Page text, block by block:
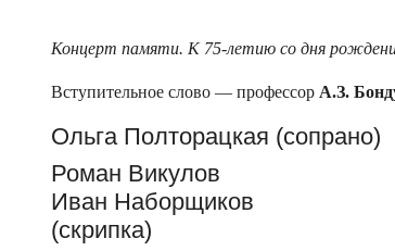
Концерт памяти. К 75-летию со дня
Вступительное слово — профессор А.З.
Ольга Полторацкая (сопрано)
Роман Викулов
Иван Наборщиков
(скрипка)